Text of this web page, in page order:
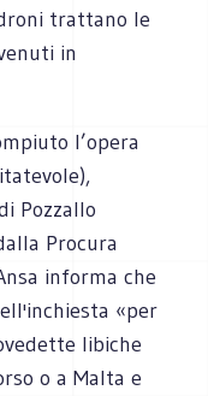
trattano le
in
l’opera
Pozzallo
Procura
informa che
«per
libiche
o a Malta e